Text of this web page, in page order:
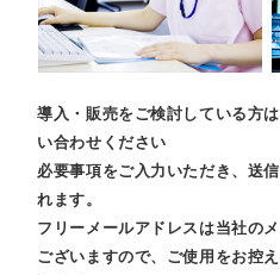
導入・販売をご検討している方
い合わせください
必要事項をご入力いただき、送
れます。
フリーメールアドレスは当社の
ございますので、ご使用をお控